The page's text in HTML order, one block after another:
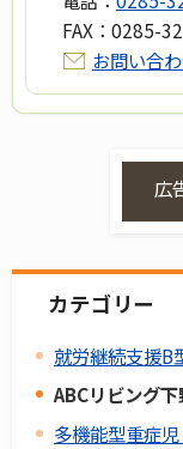
FAX： 0285-
お問い合
広
カテゴリー
就労継続支援
ABCリビング
多機能型重症